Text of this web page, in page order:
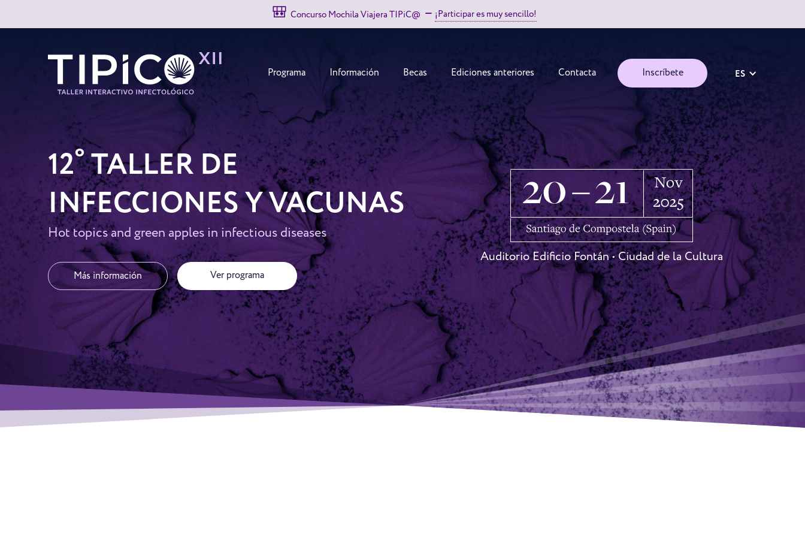
🎒 Concurso Mochila Viajera TIPiC@ – ¡Participar es muy sencillo!
Programa Información Becas Ediciones anteriores Contacta Inscríbete ES
12ºTALLER DE
INFECCIONES Y VACUNAS
Hot topics and green apples in infectious diseases
Más información Ver programa
Auditorio Edificio Fontán • Ciudad de la Cultura